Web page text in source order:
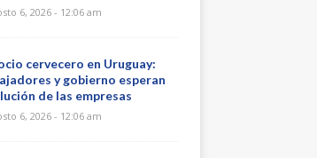
6, 2026 - 12:06 am
cervecero en Uruguay:
y gobierno esperan
de las empresas
6, 2026 - 12:06 am